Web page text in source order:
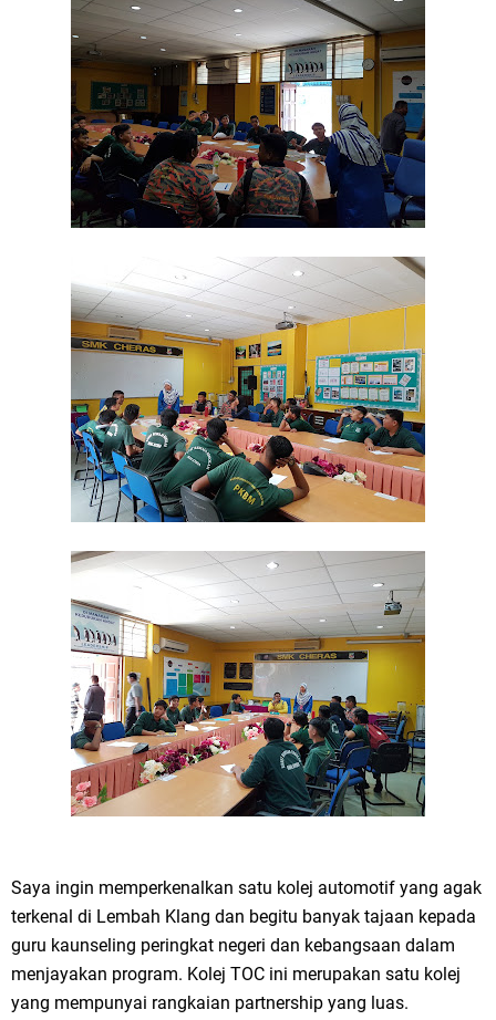
Saya ingin memperkenalkan satu kolej automotif yang agak
terkenal di Lembah Klang dan begitu banyak tajaan kepada
guru kaunseling peringkat negeri dan kebangsaan dalam
menjayakan program. Kolej TOC ini merupakan satu kolej
yang mempunyai rangkaian partnership yang luas.